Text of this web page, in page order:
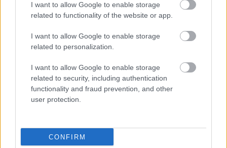
I want to allow Google to enable storage
related to functionality of the website or app.
I want to allow Google to enable storage
related to personalization.
I want to allow Google to enable storage
related to security, including authentication
functionality and fraud prevention, and other
user protection.
CONFIRM
Συμβουλευτικές υπηρεσίες και διαφήμιση
Διοικητικές και γραφειακές δραστηριότητες
Logistics και αποθήκευση
Επισκευές
Διαχείριση νερού και λυμάτων